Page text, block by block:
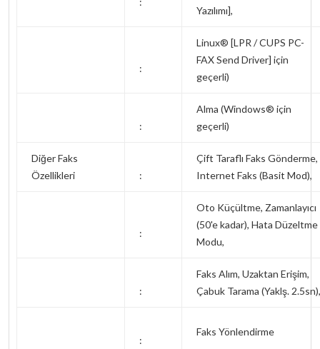
Yazılımı],
:
Linux® [LPR / CUPS PC-
FAX Send Driver] için
geçerli)
:
Alma (Windows® için
geçerli)
Diğer Faks
Özellikleri
:
Çift Taraflı Faks Gönderme,
Internet Faks (Basit Mod),
:
Oto Küçültme, Zamanlayıcı
(50'e kadar), Hata Düzeltme
Modu,
:
Faks Alım, Uzaktan Erişim,
Çabuk Tarama (Yaklş. 2.5sn),
:
Faks Yönlendirme